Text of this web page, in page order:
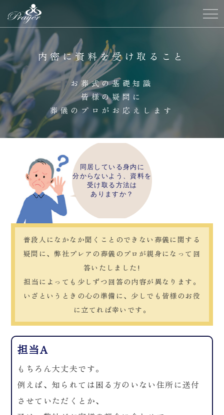
内密に資料を受け取ること
お葬式の基礎知識
皆様の疑問に
葬儀のプロがお応えします
同居している身内に
分からないよう、資料を
受け取る方法は
ありますか？
普段人になかなか聞くことのできない葬儀に関する
疑問に、弊社プレアの葬儀のプロが親身になって回
答いたしました!
担当によっても少しずつ回答の内容が異なります。
いざというときの心の準備に、少しでも皆様のお役
に立てれば幸いです。
担当A
もちろん大丈夫です。
例えば、知られては困る方のいない住所に送付
させていただくとか、